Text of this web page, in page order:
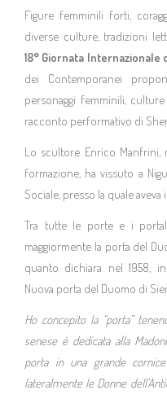
Mosaici presso Fondazione Luigi Clerici
Chi siamo
Mission
Figure femminili forti,
diverse culture, tradizioni
18° Giornata Internazionale
dei Contemporanei
personaggi femminili,
racconto performativo di
Lo scultore Enrico
formazione, ha vissuto a
Sociale, presso la quale
Tra tutte le porte e i
maggiormente la porta del
quanto dichiara nel 1958,
Nuova porta del Duomo di
Ho concepito la “porta”
senese è dedicata alla
porta in una grande
lateralmente le Donne